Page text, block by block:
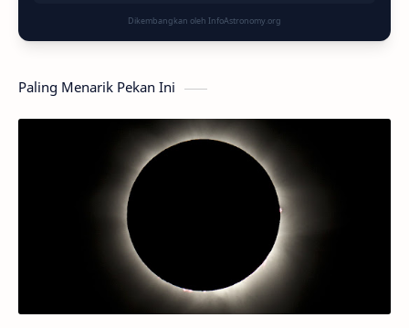
Dikembangkan oleh InfoAstronomy.org
Paling Menarik Pekan Ini